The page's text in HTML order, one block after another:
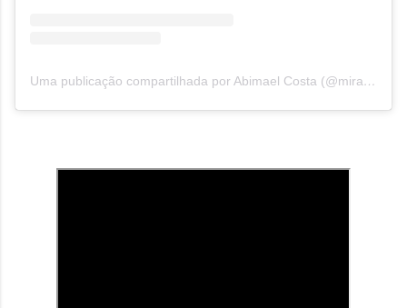
Uma publicação compartilhada por Abimael Costa (@mirandadonorte_noticias)